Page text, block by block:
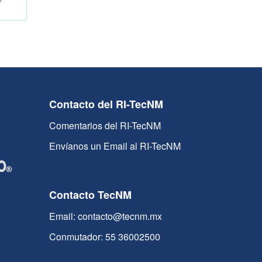
Contacto del RI-TecNM
Comentarios del RI-TecNM
Envíanos un Email al RI-TecNM
Contacto TecNM
Email: contacto@tecnm.mx
Conmutador: 55 36002500